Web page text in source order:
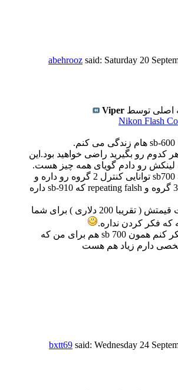
abehrooz said: Saturday 20
اصلی توسط Viper
Nikon Flash
کدوم رو بگیرید راضی خواهید بود.این
رو دادم گویای همه چیز هست.
مثلا اینکه sb700 توانایی کنترل 2 گروه رو داره و
اون یکی 3 گروه و repeating falsh که sb-910 داره
اگر تفاوت قیمتش ( تقریبا 200 دلاری ) برای شما
که فکر کردن نداره.
ممنون فکر کنم همون sb 700 هم برای من که
دارم زیاد هم هست
bxtt69 said: Wednesday 24